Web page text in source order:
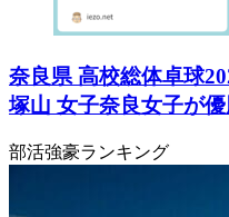
奈良県 高校総体卓球
塚山 女子奈良女子が
部活強豪ランキング